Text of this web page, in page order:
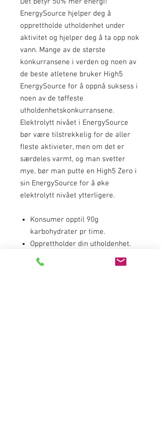
EnergySource hjelper deg å
opprettholde utholdenhet under
aktivitet og hjelper deg å ta opp nok
vann. Mange av de største
konkurransene i verden og noen av
de beste atletene bruker High5
EnergySource for å oppnå suksess i
noen av de tøffeste
utholdenhetskonkurransene.
Elektrolytt nivået i EnergySource
bør være tilstrekkelig for de aller
fleste aktivieter, men om det er
særdeles varmt, og man svetter
mye, bør man putte en High5 Zero i
sin EnergySource for å øke
elektrolytt nivået ytterligere.
Konsumer opptil 90g
karbohydrater pr time.
Opprettholder din utholdenhet.
Hjelper deg med riktig
væskebalanse.